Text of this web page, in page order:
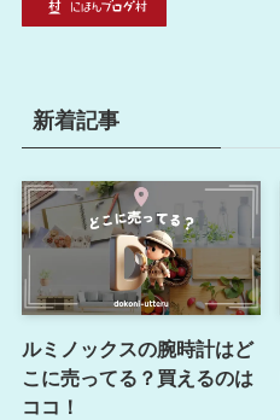
新着記事
ルミノックスの腕時計はど
こに売ってる？買えるのは
ココ！